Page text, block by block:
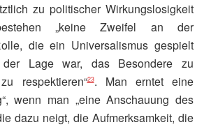
zu politischer Wirkungslosigkeit
„keine Zweifel an der
die ein Universalismus gespielt
Lage war, das Besondere zu
respektieren“23. Man erntet eine
wenn man „eine Anschauung des
dazu neigt, die Aufmerksamkeit, die